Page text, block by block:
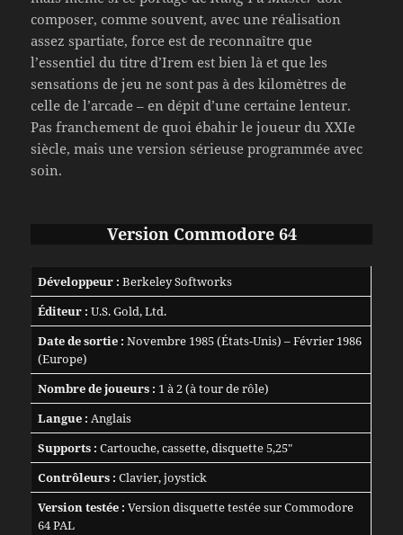
composer, comme souvent, avec une réalisation
assez spartiate, force est de reconnaître que
l’essentiel du titre d’Irem est bien là et que les
sensations de jeu ne sont pas à des kilomètres de
celle de l’arcade – en dépit d’une certaine lenteur.
Pas franchement de quoi ébahir le joueur du XXIe
siècle, mais une version sérieuse programmée avec
soin.
Version Commodore 64
Développeur : Berkeley Softworks
Éditeur : U.S. Gold, Ltd.
Date de sortie : Novembre 1985 (États-Unis) – Février 1986
(Europe)
Nombre de joueurs : 1 à 2 (à tour de rôle)
Langue : Anglais
Supports : Cartouche, cassette, disquette 5,25″
Contrôleurs : Clavier, joystick
Version testée : Version disquette testée sur Commodore
64 PAL